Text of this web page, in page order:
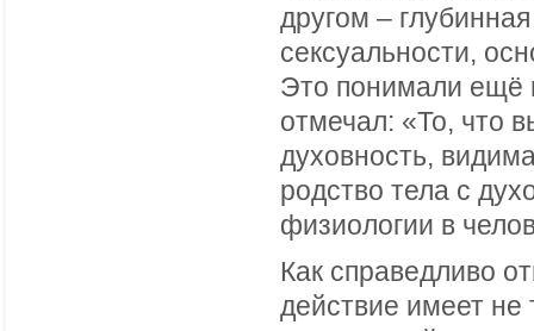
другом –
сексуальности,
Это понимали ещё
отмечал: «То, что
духовность,
родство тела с
физиологии в
Как справедливо
действие имеет не